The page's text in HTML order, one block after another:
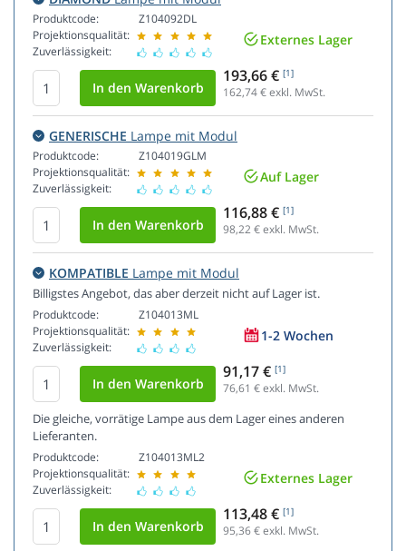
Produktcode:
Projektionsqualität:
Zuverlässigkeit:
Z104092DL
Externes Lager
193,66 € [1]
162,74€ exkl. MwSt.
GENERISCHE Lampe mit Modul
Produktcode:
Projektionsqualität:
Zuverlässigkeit:
Z104019GLM
Auf Lager
116,88 € [1]
98,22€ exkl. MwSt.
KOMPATIBLE Lampe mit Modul
Billigstes Angebot, das aber derzeit nicht auf Lager ist.
Produktcode:
Projektionsqualität:
Zuverlässigkeit:
Z104013ML
1-2 Wochen
91,17 € [1]
76,61 € exkl. MwSt.
Die gleiche, vorrätige Lampe aus dem Lager eines anderen
Lieferanten.
Produktcode:
Projektionsqualität:
Zuverlässigkeit:
Z104013ML2
Externes Lager
113,48 € [1]
95,36€ exkl. MwSt.